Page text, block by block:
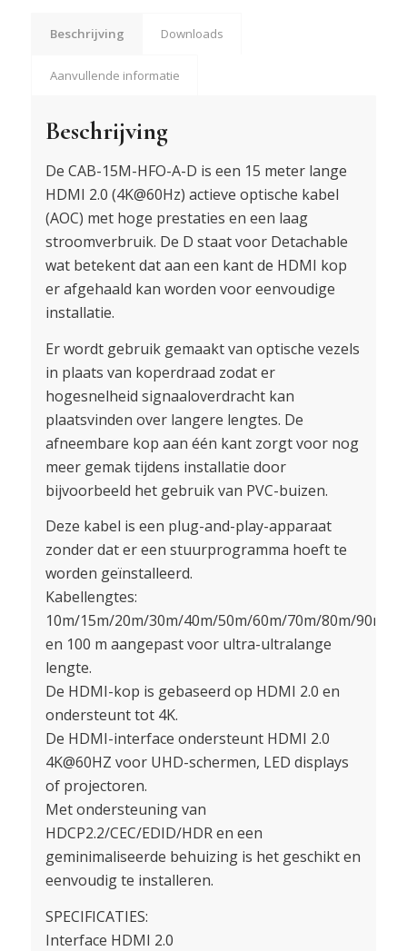
Beschrijving Downloads
Aanvullende informatie
Beschrijving
De CAB-15M-HFO-A-D is een 15 meter lange
HDMI 2.0 (4K@60Hz) actieve optische kabel
(AOC) met hoge prestaties en een laag
stroomverbruik. De D staat voor Detachable
wat betekent dat aan een kant de HDMI kop
er afgehaald kan worden voor eenvoudige
installatie.
Er wordt gebruik gemaakt van optische vezels
in plaats van koperdraad zodat er
hogesnelheid signaaloverdracht kan
plaatsvinden over langere lengtes. De
afneembare kop aan één kant zorgt voor nog
meer gemak tijdens installatie door
bijvoorbeeld het gebruik van PVC-buizen.
Deze kabel is een plug-and-play-apparaat
zonder dat er een stuurprogramma hoeft te
worden geïnstalleerd.
Kabellengtes:
10m/15m/20m/30m/40m/50m/60m/70m/80m/90m
en 100 m aangepast voor ultra-ultralange
lengte.
De HDMI-kop is gebaseerd op HDMI 2.0 en
ondersteunt tot 4K.
De HDMI-interface ondersteunt HDMI 2.0
4K@60HZ voor UHD-schermen, LED displays
of projectoren.
Met ondersteuning van
HDCP2.2/CEC/EDID/HDR en een
geminimaliseerde behuizing is het geschikt en
eenvoudig te installeren.
SPECIFICATIES:
Interface HDMI 2.0